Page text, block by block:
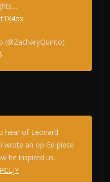
hear of Leonard
wrote an op-Ed piece
he inspired us.